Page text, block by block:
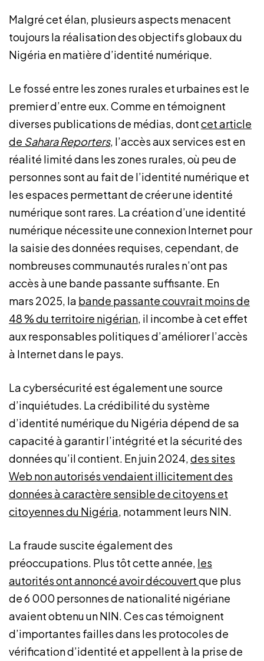
Malgré cet élan, plusieurs aspects menacent
toujours la réalisation des objectifs globaux du
Nigéria en matière d’identité numérique.
Le fossé entre les zones rurales et urbaines est le
premier d’entre eux. Comme en témoignent
diverses publications de médias, dontcet article
de Sahara Reporters, l’accès aux services est en
réalité limité dans les zones rurales, où peu de
personnes sont au fait de l’identité numérique et
les espaces permettant de créer une identité
numérique sont rares. La création d’une identité
numérique nécessite une connexion Internet pour
la saisie des données requises, cependant, de
nombreuses communautés rurales n’ont pas
accès à une bande passante suffisante. En
mars 2025, la bande passante couvrait moins de
48 % du territoire nigérian, il incombe à cet effet
aux responsables politiques d’améliorer l’accès
à Internet dans le pays.
La cybersécurité est également une source
d’inquiétudes. La crédibilité du système
d’identité numérique du Nigéria dépend de sa
capacité à garantir l’intégrité et la sécurité des
données qu’il contient. En juin 2024,des sites
Web non autorisés vendaient illicitement des
données à caractère sensible de citoyens et
citoyennes du Nigéria, notamment leurs NIN.
La fraude suscite également des
préoccupations. Plus tôt cette année, les
autorités ont annoncé avoir découvertque plus
de 6 000 personnes de nationalité nigériane
avaient obtenu un NIN. Ces cas témoignent
d’importantes failles dans les protocoles de
vérification d’identité et appellent à la prise de